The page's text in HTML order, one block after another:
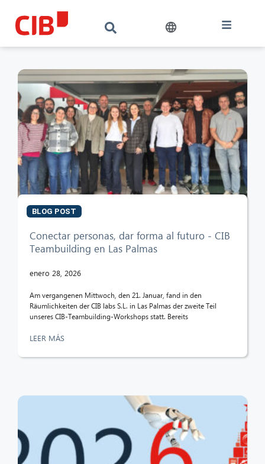
BLOG POST
Conectar personas, dar forma al futuro - CIB
Teambuilding en Las Palmas
enero 28, 2026
Am vergangenen Mittwoch, den 21. Januar, fand in den
Räumlichkeiten der CIB labs S.L. in Las Palmas der zweite Teil
unseres CIB-Teambuilding-Workshops statt. Bereits
LEER MÁS